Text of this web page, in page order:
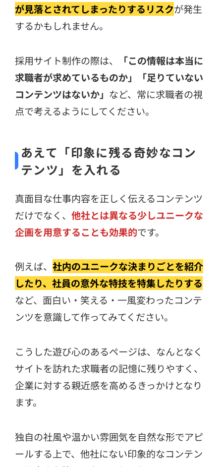
が見落とされてしまったりするリスクが発生
するかもしれません。
採用サイト制作の際は、
「この情報は本当に
求職者が求めているものか」「足りていない
コンテンツはないか」 など、常に求職者の視
点で考えるようにしてください。
あえて「印象に残る奇妙なコン
テンツ」を入れる
真面目な仕事内容を正しく伝えるコンテンツ
だけでなく、 他社とは異なる少しユニークな
企画を用意することも効果的です。
例えば、 社内のユニークな決まりごとを紹介
したり、社員の意外な特技を特集したりする
など、面白い・笑える・一風変わったコンテ
ンツを意識して作ってみてください。
こうした遊び心のあるページは、なんとなく
サイトを訪れた求職者の記憶に残りやすく、
企業に対する親近感を高めるきっかけとなり
ます。
独自の社風や温かい雰囲気を自然な形でアピ
ールする上で、他社にない印象的なコンテン